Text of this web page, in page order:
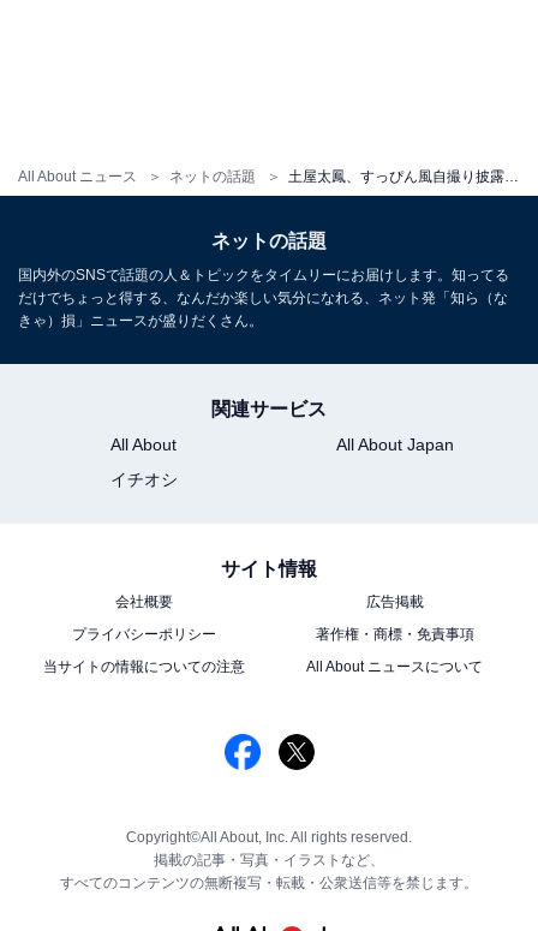
All About ニュース ネットの話題
ネットの話題
国内外のSNSで話題の人＆トピックをタイムリーにお届けします。知ってる
だけでちょっと得する、なんだか楽しい気分になれる、ネット発「知ら（な
きゃ）損」ニュースが盛りだくさん。
関連サービス
All About
All About Japan
イチオシ
サイト情報
会社概要
広告掲載
プライバシーポリシー
著作権・商標・免責事項
当サイトの情報についての注意
All About ニュースについて
Copyright©All About, Inc. All rights reserved.
掲載の記事・写真・イラストなど、
すべてのコンテンツの無断複写・転載・公衆送信等を禁じます。